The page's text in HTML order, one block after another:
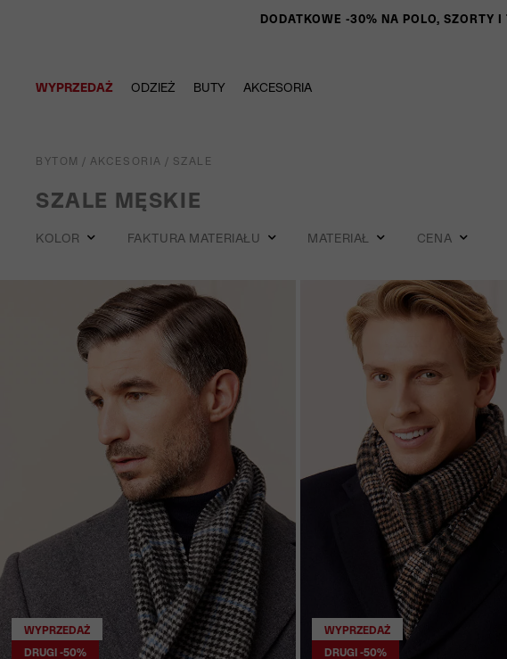
DODATKOWE -30% NA POLO,
WYPRZEDAŻ ODZIEŻ BUTY AKCESORIA
BYTOM / AKCESORIA / SZALE
SZALE MĘSKIE
KOLOR FAKTURA MATERIAŁU MATERIAŁ CENA
WYPRZEDAŻ
DRUGI -50%
WYPRZEDAŻ
DRUGI -50%